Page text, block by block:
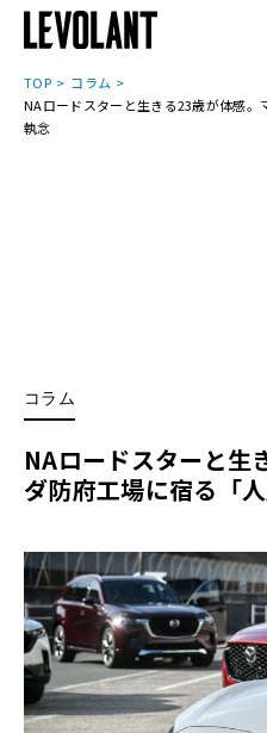
TOP
コラム
NAロードスターと生きる23歳が体感
執念
コラム
NAロードスターと生
ダ防府工場に宿る「